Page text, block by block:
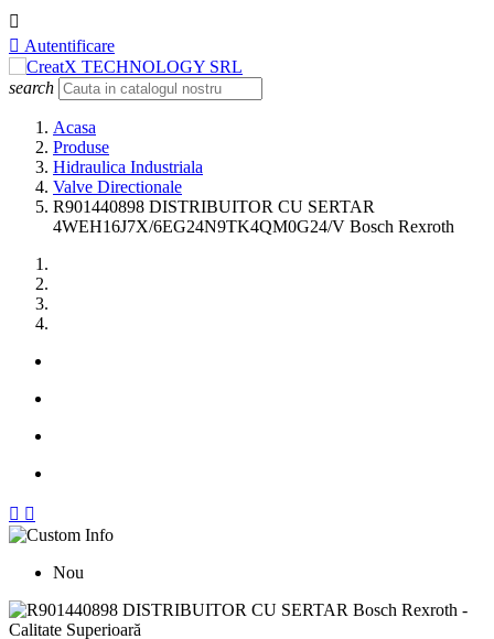

 Autentificare
search
Acasa
Produse
Hidraulica Industriala
Valve Directionale
R901440898 DISTRIBUITOR CU SERTAR
4WEH16J7X/6EG24N9TK4QM0G24/V Bosch Rexroth
 
Nou